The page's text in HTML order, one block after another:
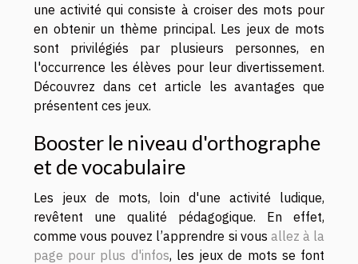
une activité qui consiste à croiser des mots pour
en obtenir un thème principal. Les jeux de mots
sont privilégiés par plusieurs personnes, en
l'occurrence les élèves pour leur divertissement.
Découvrez dans cet article les avantages que
présentent ces jeux.
Booster le niveau d'orthographe
et de vocabulaire
Les jeux de mots, loin d'une activité ludique,
revêtent une qualité pédagogique. En effet,
comme vous pouvez l’apprendre si vous allez à la
page pour plus d'infos, les jeux de mots se font